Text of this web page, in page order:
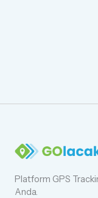
Platform GPS
Anda.